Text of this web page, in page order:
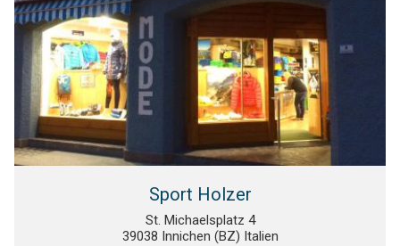
Sport Holzer
St. Michaelsplatz 4
39038 Innichen (BZ) Italien